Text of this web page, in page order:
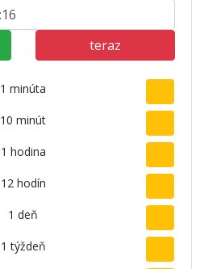
teraz
1 minúta
10 minút
1 hodina
12 hodín
1 deň
1 týždeň